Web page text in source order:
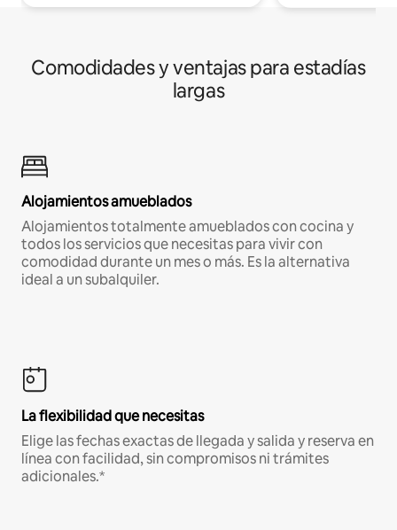
Comodidades y ventajas para estadías
largas
Alojamientos amueblados
Alojamientos totalmente amueblados con cocina y
todos los servicios que necesitas para vivir con
comodidad durante un mes o más. Es la alternativa
ideal a un subalquiler.
La flexibilidad que necesitas
Elige las fechas exactas de llegada y salida y reserva en
línea con facilidad, sin compromisos ni trámites
adicionales.*